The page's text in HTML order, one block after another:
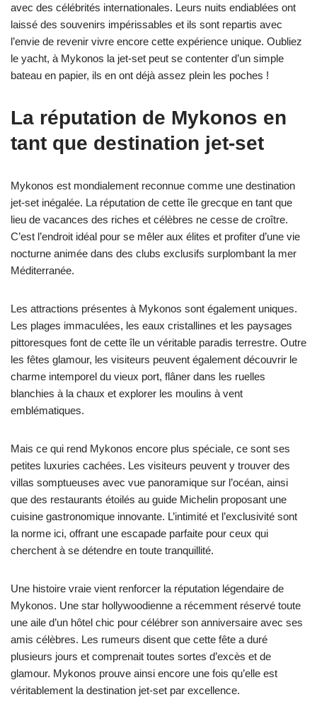
avec des célébrités internationales. Leurs nuits endiablées ont
laissé des souvenirs impérissables et ils sont repartis avec
l’envie de revenir vivre encore cette expérience unique. Oubliez
le yacht, à Mykonos la jet-set peut se contenter d’un simple
bateau en papier, ils en ont déjà assez plein les poches !
La réputation de Mykonos en
tant que destination jet-set
Mykonos est mondialement reconnue comme une destination
jet-set inégalée. La réputation de cette île grecque en tant que
lieu de vacances des riches et célèbres ne cesse de croître.
C’est l’endroit idéal pour se mêler aux élites et profiter d’une vie
nocturne animée dans des clubs exclusifs surplombant la mer
Méditerranée.
Les attractions présentes à Mykonos sont également uniques.
Les plages immaculées, les eaux cristallines et les paysages
pittoresques font de cette île un véritable paradis terrestre. Outre
les fêtes glamour, les visiteurs peuvent également découvrir le
charme intemporel du vieux port, flâner dans les ruelles
blanchies à la chaux et explorer les moulins à vent
emblématiques.
Mais ce qui rend Mykonos encore plus spéciale, ce sont ses
petites luxuries cachées. Les visiteurs peuvent y trouver des
villas somptueuses avec vue panoramique sur l’océan, ainsi
que des restaurants étoilés au guide Michelin proposant une
cuisine gastronomique innovante. L’intimité et l’exclusivité sont
la norme ici, offrant une escapade parfaite pour ceux qui
cherchent à se détendre en toute tranquillité.
Une histoire vraie vient renforcer la réputation légendaire de
Mykonos. Une star hollywoodienne a récemment réservé toute
une aile d’un hôtel chic pour célébrer son anniversaire avec ses
amis célèbres. Les rumeurs disent que cette fête a duré
plusieurs jours et comprenait toutes sortes d’excès et de
glamour. Mykonos prouve ainsi encore une fois qu’elle est
véritablement la destination jet-set par excellence.